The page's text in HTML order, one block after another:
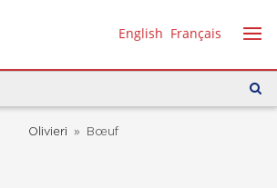
English Français
Olivieri » Bœuf